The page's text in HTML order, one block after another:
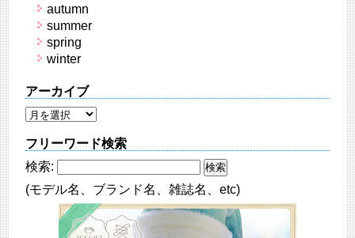
autumn
summer
spring
winter
アーカイブ
フリーワード検索
検索:
(モデル名、ブランド名、雑誌名、etc)